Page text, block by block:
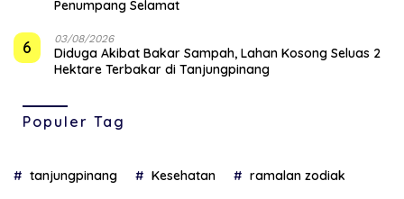
Penumpang Selamat
6 03/08/2026
Diduga Akibat Bakar Sampah, Lahan Kosong Seluas 2
Hektare Terbakar di Tanjungpinang
Populer Tag
tanjungpinang Kesehatan ramalan zodiak